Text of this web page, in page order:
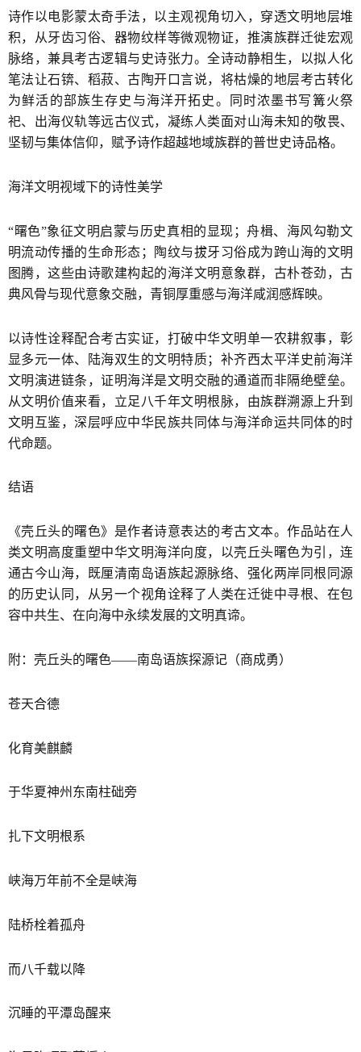
诗作以电影蒙太奇手法，以主观视角切入，穿透文明地层堆
积，从牙齿习俗、器物纹样等微观物证，推演族群迁徙宏观
脉络，兼具考古逻辑与史诗张力。全诗动静相生，以拟人化
笔法让石锛、稻菽、古陶开口言说，将枯燥的地层考古转化
为鲜活的部族生存史与海洋开拓史。同时浓墨书写篝火祭
祀、出海仪轨等远古仪式，凝练人类面对山海未知的敬畏、
坚韧与集体信仰，赋予诗作超越地域族群的普世史诗品格。
海洋文明视域下的诗性美学
“曙色”象征文明启蒙与历史真相的显现；舟楫、海风勾勒文
明流动传播的生命形态；陶纹与拔牙习俗成为跨山海的文明
图腾，这些由诗歌建构起的海洋文明意象群，古朴苍劲，古
典风骨与现代意象交融，青铜厚重感与海洋咸润感辉映。
以诗性诠释配合考古实证，打破中华文明单一农耕叙事，彰
显多元一体、陆海双生的文明特质；补齐西太平洋史前海洋
文明演进链条，证明海洋是文明交融的通道而非隔绝壁垒。
从文明价值来看，立足八千年文明根脉，由族群溯源上升到
文明互鉴，深层呼应中华民族共同体与海洋命运共同体的时
代命题。
结语
《壳丘头的曙色》是作者诗意表达的考古文本。作品站在人
类文明高度重塑中华文明海洋向度，以壳丘头曙色为引，连
通古今山海，既厘清南岛语族起源脉络、强化两岸同根同源
的历史认同，从另一个视角诠释了人类在迁徙中寻根、在包
容中共生、在向海中永续发展的文明真谛。
附：壳丘头的曙色——南岛语族探源记（商成勇）
苍天合德
化育美麒麟
于华夏神州东南柱础旁
扎下文明根系
峡海万年前不全是峡海
陆桥栓着孤舟
而八千载以降
沉睡的平潭岛醒来